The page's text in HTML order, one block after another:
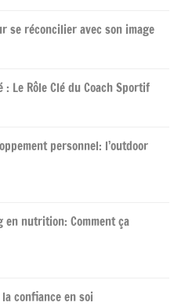
se réconcilier avec son image
Le Rôle Clé du Coach Sportif
personnel: l’outdoor
en nutrition: Comment ça
confiance en soi